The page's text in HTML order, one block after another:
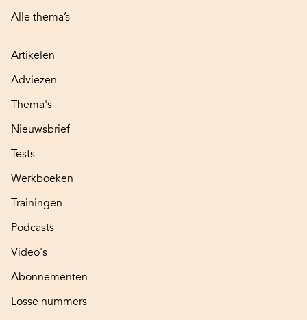
Alle thema’s
Artikelen
Adviezen
Thema's
Nieuwsbrief
Tests
Werkboeken
Trainingen
Podcasts
Video's
Abonnementen
Losse nummers